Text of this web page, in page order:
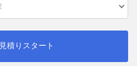
見積りスタート